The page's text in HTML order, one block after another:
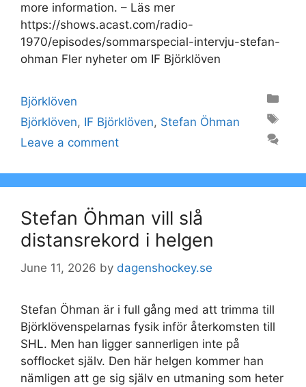
more information. – Läs mer
https://shows.acast.com/radio-
1970/episodes/sommarspecial-intervju-stefan-
ohman Fler nyheter om IF Björklöven
Categories
Björklöven
Tags
Björklöven, IF Björklöven, Stefan Öhman
Leave a comment
Stefan Öhman vill slå
distansrekord i helgen
June 11, 2026 by dagenshockey.se
Stefan Öhman är i full gång med att trimma till
Björklövenspelarnas fysik inför återkomsten till
SHL. Men han ligger sannerligen inte på
sofflocket själv. Den här helgen kommer han
nämligen att ge sig själv en utmaning som heter